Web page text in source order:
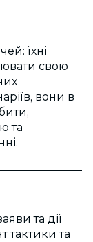
їхні
свою
вони в
та
та дії
тактики та